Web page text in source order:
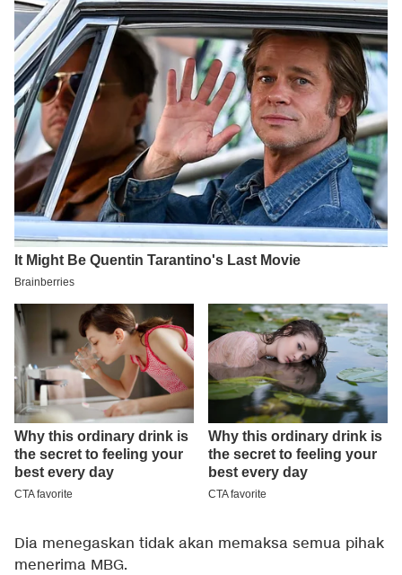
Dia menegaskan tidak akan memaksa semua pihak
menerima MBG.